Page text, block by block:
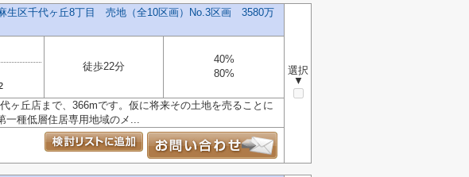
麻生区千代ヶ丘8丁目 売地（全10区画）No.3区画 3580万
選択
▼
徒歩22分
40%
80%
ヶ丘店まで、366mです。仮に将来その土地を売ることに
一種低層住居専用地域のメ...